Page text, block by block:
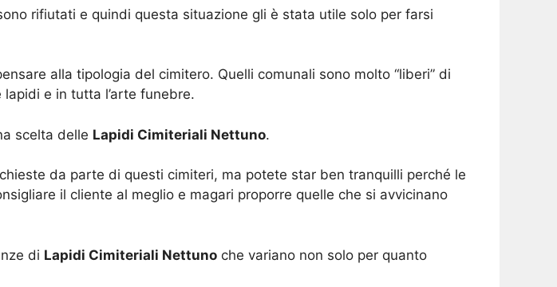
rifiutati e quindi questa situazione gli è stata utile solo per farsi
alla tipologia del cimitero. Quelli comunali sono molto “liberi” di
e in tutta l’arte funebre.
scelta delle Lapidi Cimiteriali Nettuno.
da parte di questi cimiteri, ma potete star ben tranquilli perché le
il cliente al meglio e magari proporre quelle che si avvicinano
di Lapidi Cimiteriali Nettuno che variano non solo per quanto